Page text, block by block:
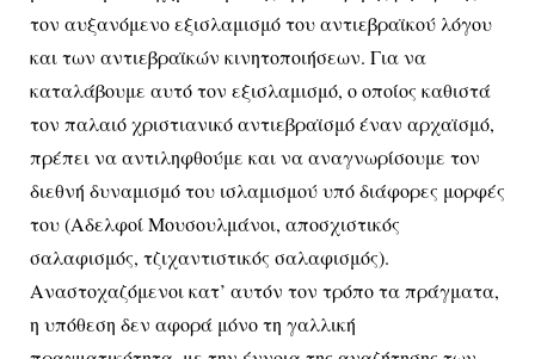
τον αυξανόμενο εξισλαμισμό του αντιεβραϊκού λόγου
και των αντιεβραϊκών κινητοποιήσεων. Για να
καταλάβουμε αυτό τον εξισλαμισμό, ο οποίος καθιστά
τον παλαιό χριστιανικό αντιεβραϊσμό έναν αρχαϊσμό,
πρέπει να αντιληφθούμε και να αναγνωρίσουμε τον
διεθνή δυναμισμό του ισλαμισμού υπό διάφορες μορφές
του (Αδελφοί Μουσουλμάνοι, αποσχιστικός
σαλαφισμός, τζιχαντιστικός σαλαφισμός).
Αναστοχαζόμενοι κατ’ αυτόν τον τρόπο τα πράγματα,
η υπόθεση δεν αφορά μόνο τη γαλλική